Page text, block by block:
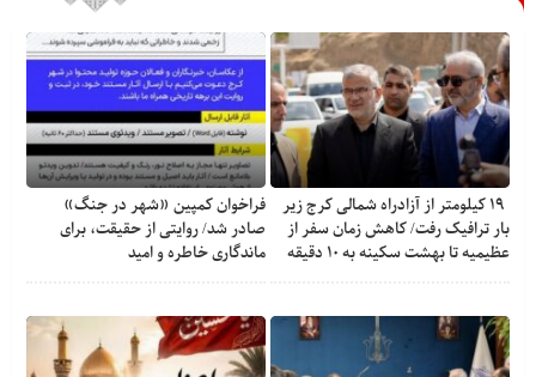
۱۹ کیلومتر از آزادراه شمالی کرج زیر
بار ترافیک رفت/ کاهش زمان سفر از
عظیمیه تا بهشت سکینه به ۱۰ دقیقه
فراخوان کمپین «شهر در جنگ»
صادر شد/ روایتی از حقیقت، برای
ماندگاری خاطره و امید